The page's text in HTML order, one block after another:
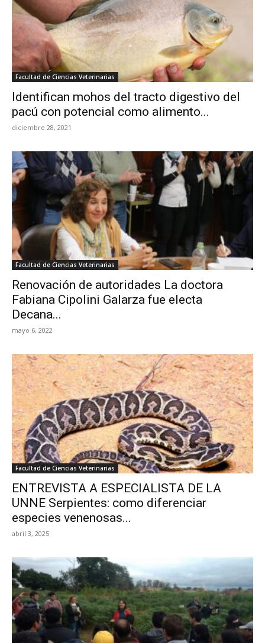
Facultad de Ciencias Veterinarias
Identifican mohos del tracto digestivo del
pacú con potencial como alimento...
diciembre 28, 2021
Facultad de Ciencias Veterinarias
Renovación de autoridades La doctora
Fabiana Cipolini Galarza fue electa
Decana...
mayo 6, 2022
Facultad de Ciencias Veterinarias
ENTREVISTA A ESPECIALISTA DE LA
UNNE Serpientes: como diferenciar
especies venenosas...
abril 3, 2025